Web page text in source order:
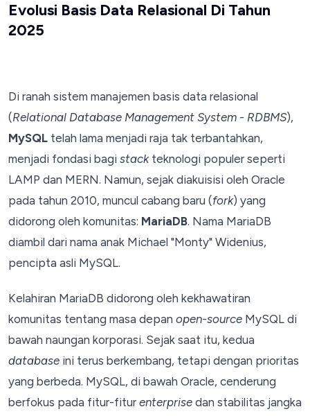
Evolusi Basis Data Relasional Di Tahun
2025
Di ranah sistem manajemen basis data relasional
(Relational Database Management System - RDBMS),
MySQL telah lama menjadi raja tak terbantahkan,
menjadi fondasi bagi stackteknologi populer seperti
LAMP dan MERN. Namun, sejak diakuisisi oleh Oracle
pada tahun 2010, muncul cabang baru (fork) yang
didorong oleh komunitas: MariaDB. Nama MariaDB
diambil dari nama anak Michael "Monty" Widenius,
pencipta asli MySQL.
Kelahiran MariaDB didorong oleh kekhawatiran
komunitas tentang masa depan open-source MySQL di
bawah naungan korporasi. Sejak saat itu, kedua
database ini terus berkembang, tetapi dengan prioritas
yang berbeda. MySQL, di bawah Oracle, cenderung
berfokus pada fitur-fitur enterprise dan stabilitas jangka